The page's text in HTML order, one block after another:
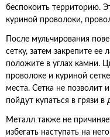
беспокоить территорию.
куриной проволоки,
После мульчирования
сетку, затем закрепите
положите в углах камни.
проволоке и куриной
места. Сетка не позволит
пойдут купаться в грязи в
Металл также не
избегать наступать на